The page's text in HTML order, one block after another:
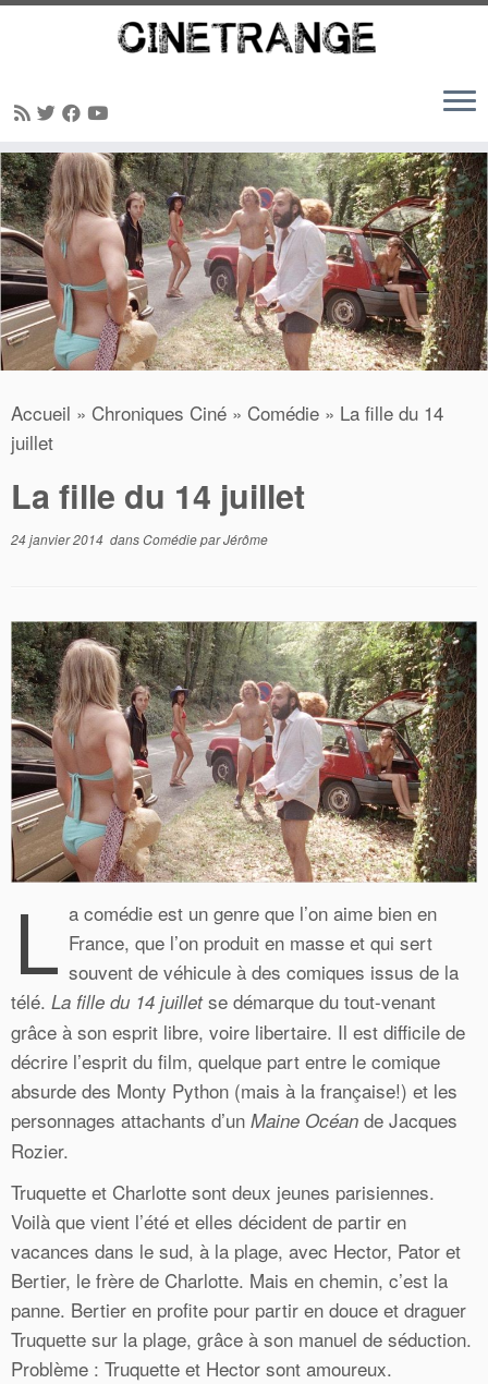
Passer
au
contenu
Accueil » Chroniques Ciné » Comédie » La fille du 14
juillet
La fille du 14 juillet
24 janvier 2014 dansComédieparJérôme
L a comédie est un genre que l’on aime bien en
France, que l’on produit en masse et qui sert
souvent de véhicule à des comiques issus de la
télé. La fille du 14 juilletse démarque du tout-venant
grâce à son esprit libre, voire libertaire. Il est difficile de
décrire l’esprit du film, quelque part entre le comique
absurde des Monty Python (mais à la française!) et les
personnages attachants d’un Maine Océan de Jacques
Rozier.
Truquette et Charlotte sont deux jeunes parisiennes.
Voilà que vient l’été et elles décident de partir en
vacances dans le sud, à la plage, avec Hector, Pator et
Bertier, le frère de Charlotte. Mais en chemin, c’est la
panne. Bertier en profite pour partir en douce et draguer
Truquette sur la plage, grâce à son manuel de séduction.
Problème : Truquette et Hector sont amoureux.